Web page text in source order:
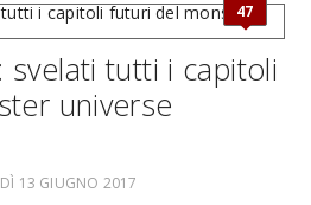
47
svelati tutti i capitoli
universe
13 GIUGNO 2017